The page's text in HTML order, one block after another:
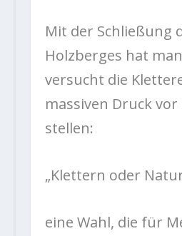
Mit der Schließung
Holzberges hat
versucht die
massiven Druck vor
stellen:
„Klettern oder
eine Wahl, die für